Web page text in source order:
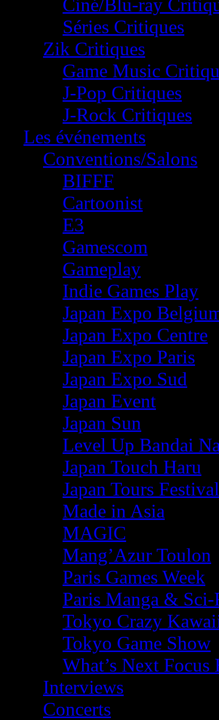
Ciné/Blu-ray
Séries Critiques
Zik Critiques
Game Music
J-Pop Critiques
J-Rock Critiques
Les événements
Conventions/Salons
BIFFF
Cartoonist
E3
Gamescom
Gameplay
Indie Games Play
Japan Expo
Japan Expo Centre
Japan Expo Paris
Japan Expo Sud
Japan Event
Japan Sun
Level Up Bandai
Japan Touch Haru
Japan Tours Festival
Made in Asia
MAGIC
Mang’Azur Toulon
Paris Games Week
Paris Manga &
Tokyo Crazy
Tokyo Game Show
What’s Next
Interviews
Concerts